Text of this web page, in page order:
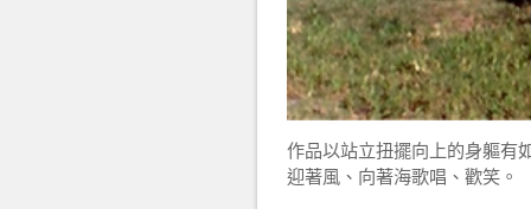
作品以站立扭擺向上的身軀有
迎著風、向著海歌唱、歡笑。